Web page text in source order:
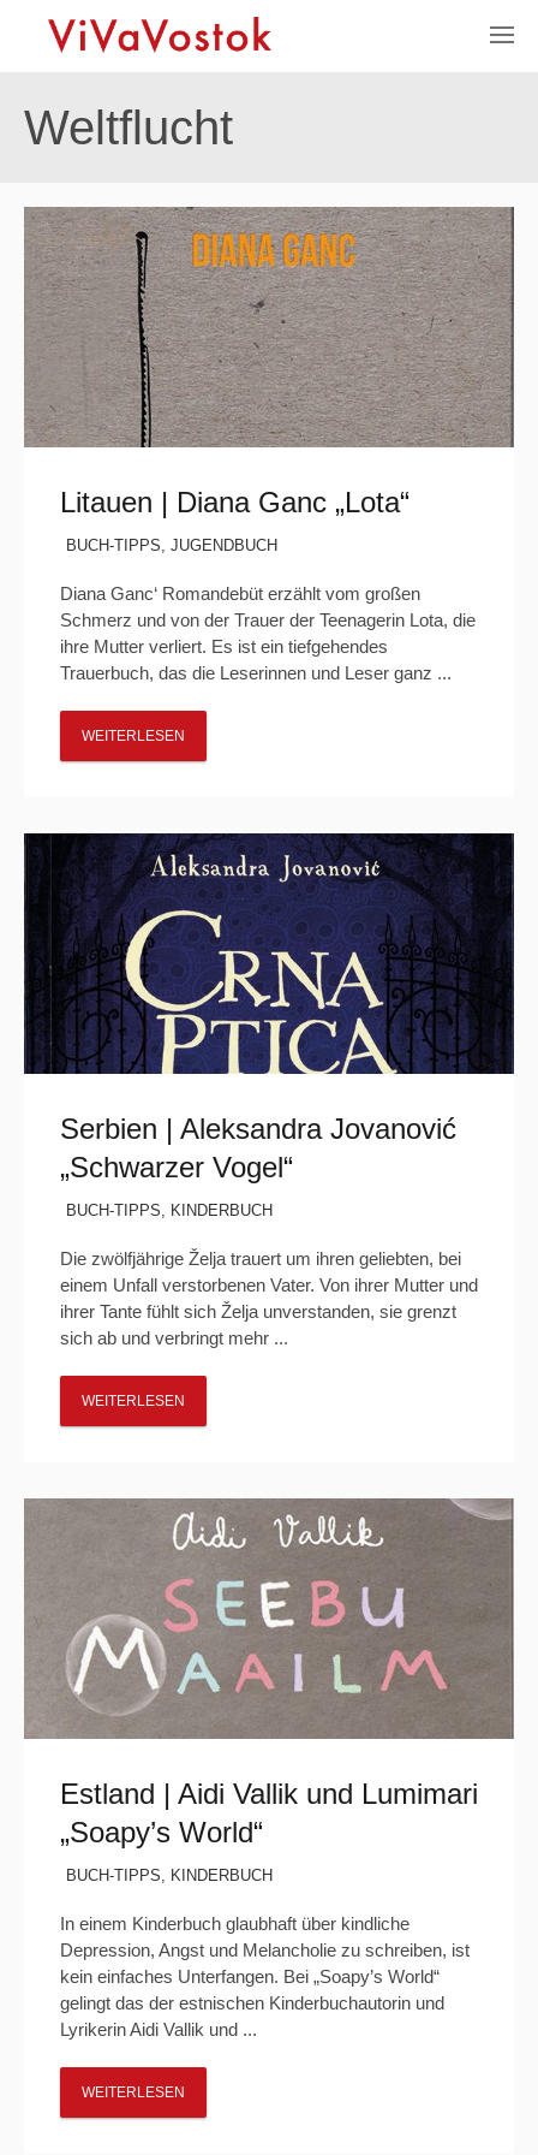
Weltflucht
Litauen | Diana Ganc „Lota“
BUCH-TIPPS, JUGENDBUCH
Diana Ganc‘ Romandebüt erzählt vom großen
Schmerz und von der Trauer der Teenagerin Lota, die
ihre Mutter verliert. Es ist ein tiefgehendes
Trauerbuch, das die Leserinnen und Leser ganz ...
WEITERLESEN
Serbien | Aleksandra Jovanović
„Schwarzer Vogel“
BUCH-TIPPS, KINDERBUCH
Die zwölfjährige Želja trauert um ihren geliebten, bei
einem Unfall verstorbenen Vater. Von ihrer Mutter und
ihrer Tante fühlt sich Želja unverstanden, sie grenzt
sich ab und verbringt mehr ...
WEITERLESEN
Estland | Aidi Vallik und Lumimari
„Soapy’s World“
BUCH-TIPPS, KINDERBUCH
In einem Kinderbuch glaubhaft über kindliche
Depression, Angst und Melancholie zu schreiben, ist
kein einfaches Unterfangen. Bei „Soapy’s World“
gelingt das der estnischen Kinderbuchautorin und
Lyrikerin Aidi Vallik und ...
WEITERLESEN